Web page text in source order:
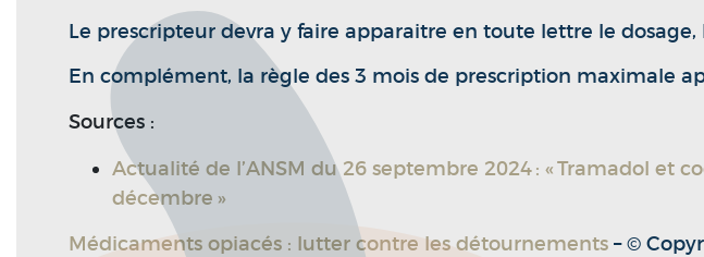
Le prescripteur devra y faire apparaitre en toute lettre le
En complément, la règle des 3 mois de prescription maximale
Sources :
Actualité de l’ANSM du 26 septembre 2024 : « Tramadol et
décembre »
Médicaments opiacés : lutter contre les détournements – ©